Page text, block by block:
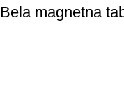
Bela magnetna